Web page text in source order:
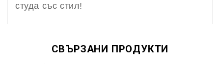
студа със стил!
СВЪРЗАНИ ПРОДУКТИ